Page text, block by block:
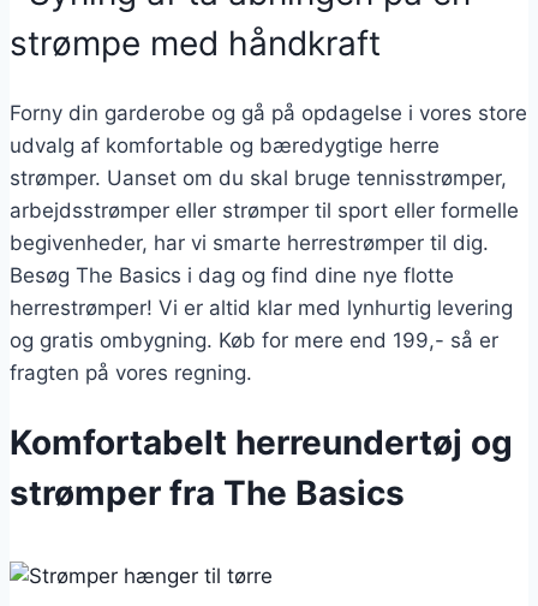
Forny din garderobe og gå på opdagelse i vores store
udvalg af komfortable og bæredygtige herre
strømper. Uanset om du skal bruge tennisstrømper,
arbejdsstrømper eller strømper til sport eller formelle
begivenheder, har vi smarte herrestrømper til dig.
Besøg The Basics i dag og find dine nye flotte
herrestrømper! Vi er altid klar med lynhurtig levering
og gratis ombygning. Køb for mere end 199,- så er
fragten på vores regning.
Komfortabelt herreundertøj og
strømper fra The Basics